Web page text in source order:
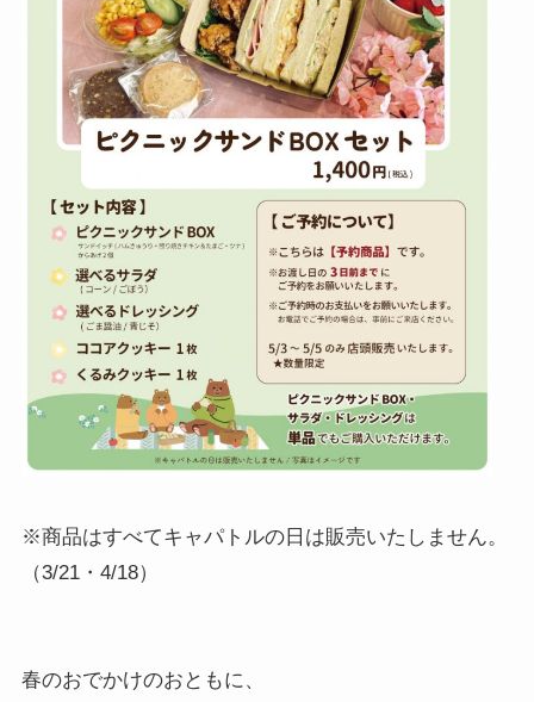
※商品はすべてキャパトルの日は販売いたしません。
（3/21・4/18）
春のおでかけのおともに、